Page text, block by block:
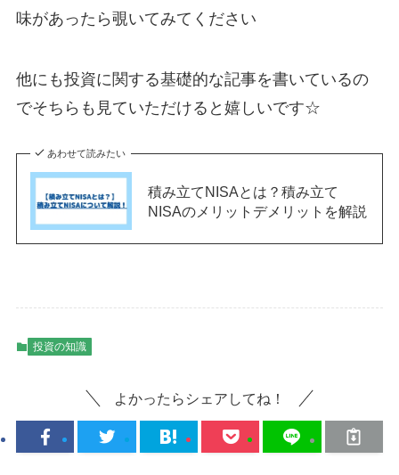
味があったら覗いてみてください
他にも投資に関する基礎的な記事を書いているの
でそちらも見ていただけると嬉しいです☆
あわせて読みたい
積み立てNISAとは？積み立て
NISAのメリットデメリットを解説
投資の知識
よかったらシェアしてね！